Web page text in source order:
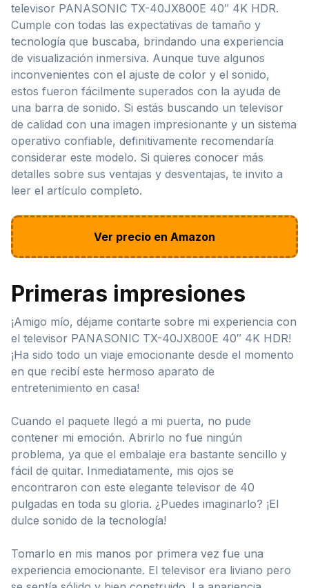
televisor PANASONIC TX-40JX800E 40″ 4K HDR.
Cumple con todas las expectativas de tamaño y
tecnología que buscaba, brindando una experiencia
de visualización inmersiva. Aunque tuve algunos
inconvenientes con el ajuste de color y el sonido,
estos fueron fácilmente superados con la ayuda de
una barra de sonido. Si estás buscando un televisor
de calidad con una imagen impresionante y un sistema
operativo confiable, definitivamente recomendaría
considerar este modelo. Si quieres conocer más
detalles sobre sus ventajas y desventajas, te invito a
leer el artículo completo.
Ver precio en Amazon
Primeras impresiones
¡Amigo mío, déjame contarte sobre mi experiencia con
el televisor PANASONIC TX-40JX800E 40″ 4K HDR!
¡Ha sido todo un viaje emocionante desde el momento
en que recibí este hermoso aparato de
entretenimiento en casa!
Cuando el paquete llegó a mi puerta, no pude
contener mi emoción. Abrirlo no fue ningún
problema, ya que el embalaje era bastante sencillo y
fácil de quitar. Inmediatamente, mis ojos se
encontraron con este elegante televisor de 40
pulgadas en toda su gloria. ¿Puedes imaginarlo? ¡El
dulce sonido de la tecnología!
Tomarlo en mis manos por primera vez fue una
experiencia emocionante. El televisor era liviano pero